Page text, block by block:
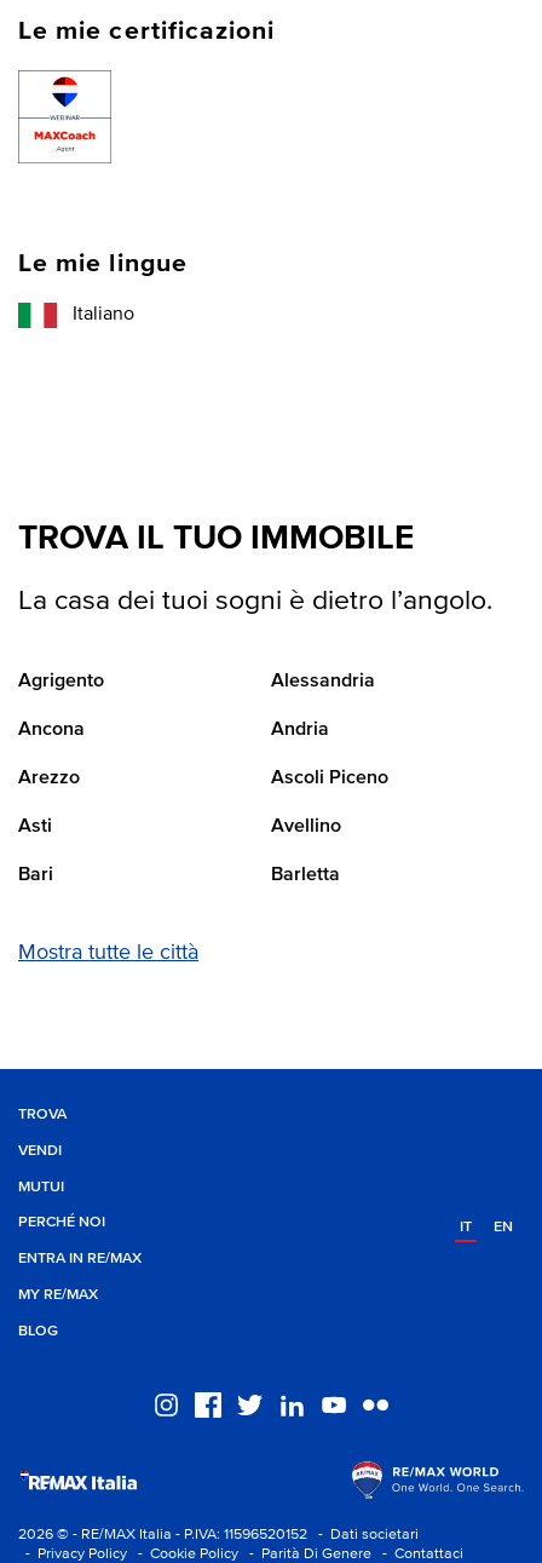
Le mie certificazioni
Le mie lingue
Italiano
TROVA IL TUO IMMOBILE
La casa dei tuoi sogni è dietro l’angolo.
Agrigento Alessandria
Ancona Andria
Arezzo Ascoli Piceno
Asti Avellino
Bari Barletta
Mostra tutte le città
TROVA
VENDI
MUTUI
PERCHÉ NOI
ENTRA IN RE/MAX
MY RE/MAX
BLOG
IT EN
2026 © - RE/MAX Italia - P.IVA: 11596520152
- Dati societari
- Privacy Policy
- Cookie Policy - Parità Di Genere - Contattaci